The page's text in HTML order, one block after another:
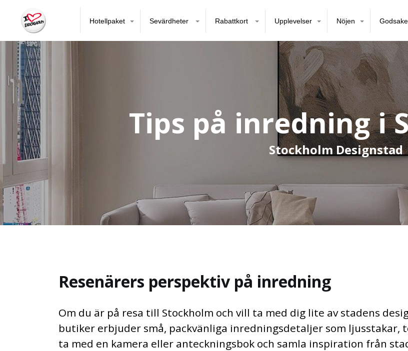
Hotellpaket Sevärdheter Rabattkort Upplevelser Nöjen
Tips på inredning i
Stockholm Designstad
Resenärers perspektiv på inredning
Om du är på resa till Stockholm och vill ta med dig lite av stadens
butiker erbjuder små, packvänliga inredningsdetaljer som
ta med en kamera eller anteckningsbok och samla inspiration från